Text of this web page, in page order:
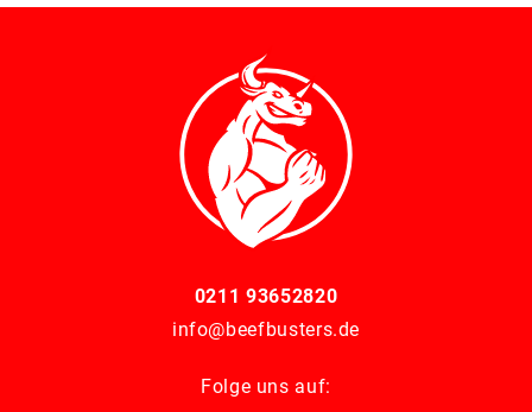
0211 93652820
info@beefbusters.de
Folge uns auf: